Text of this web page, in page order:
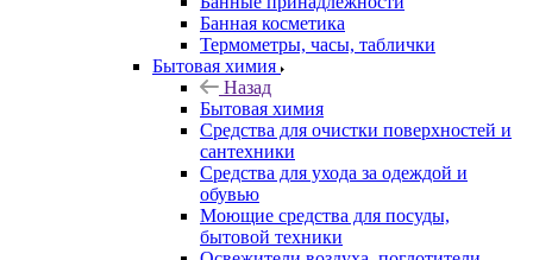
Банная косметика
Термометры, часы, таблички
Бытовая химия
Назад
Бытовая химия
Средства для очистки поверхностей и
сантехники
Средства для ухода за одеждой и
обувью
Моющие средства для посуды,
бытовой техники